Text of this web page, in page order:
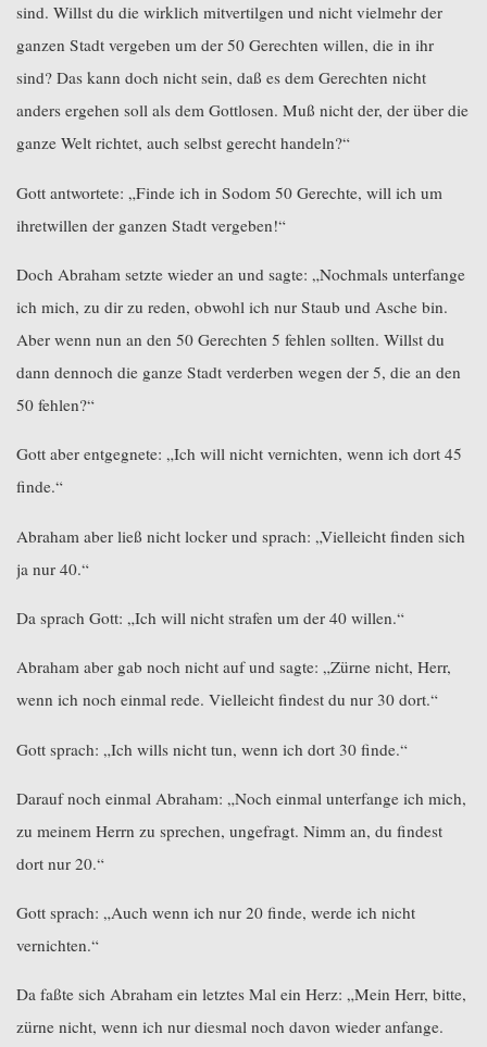
sind. Willst du die wirklich mitvertilgen und nicht vielmehr der
ganzen Stadt vergeben um der 50 Gerechten willen, die in ihr
sind? Das kann doch nicht sein, daß es dem Gerechten nicht
anders ergehen soll als dem Gottlosen. Muß nicht der, der über die
ganze Welt richtet, auch selbst gerecht handeln?“
Gott antwortete: „Finde ich in Sodom 50 Gerechte, will ich um
ihretwillen der ganzen Stadt vergeben!“
Doch Abraham setzte wieder an und sagte: „Nochmals unterfange
ich mich, zu dir zu reden, obwohl ich nur Staub und Asche bin.
Aber wenn nun an den 50 Gerechten 5 fehlen sollten. Willst du
dann dennoch die ganze Stadt verderben wegen der 5, die an den
50 fehlen?“
Gott aber entgegnete: „Ich will nicht vernichten, wenn ich dort 45
finde.“
Abraham aber ließ nicht locker und sprach: „Vielleicht finden sich
ja nur 40.“
Da sprach Gott: „Ich will nicht strafen um der 40 willen.“
Abraham aber gab noch nicht auf und sagte: „Zürne nicht, Herr,
wenn ich noch einmal rede. Vielleicht findest du nur 30 dort.“
Gott sprach: „Ich wills nicht tun, wenn ich dort 30 finde.“
Darauf noch einmal Abraham: „Noch einmal unterfange ich mich,
zu meinem Herrn zu sprechen, ungefragt. Nimm an, du findest
dort nur 20.“
Gott sprach: „Auch wenn ich nur 20 finde, werde ich nicht
vernichten.“
Da faßte sich Abraham ein letztes Mal ein Herz: „Mein Herr, bitte,
zürne nicht, wenn ich nur diesmal noch davon wieder anfange.